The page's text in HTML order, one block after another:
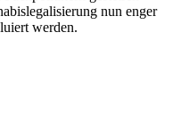
nun enger
werden.